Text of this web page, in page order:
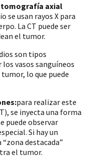
tomografía axial
se usan rayos X para
La CT puede ser
el tumor.
son tipos
los vasos sanguíneos
lo que puede
para realizar este
se inyecta una forma
puede observar
Si hay un
destacada”
el tumor.